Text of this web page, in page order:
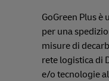
GoGreen Plus
per una
misure di
rete logistica di
e/o tecnologie